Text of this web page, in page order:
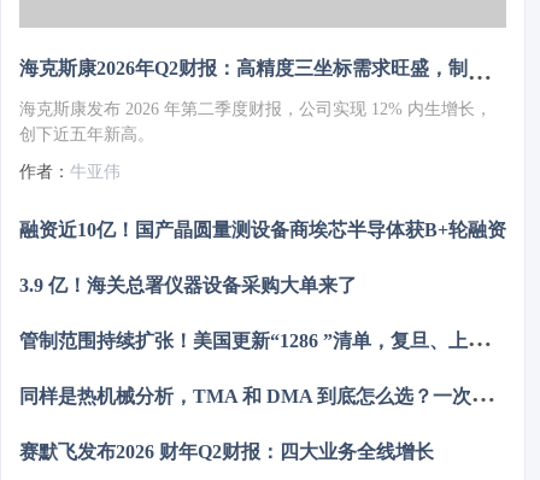
海克斯康2026年Q2财报：高精度三坐标需求旺盛，制造智能业务增长13%
海克斯康发布 2026 年第二季度财报，公司实现 12% 内生增长，
创下近五年新高。
作者： 牛亚伟
融资近10亿！国产晶圆量测设备商埃芯半导体获B+轮融资
3.9 亿！海关总署仪器设备采购大单来了
管
制范围持续扩张！美国更新“1286 ”清单，复旦、上交等上榜
同
样是热机械分析，TMA 和 DMA 到底怎么选？一次讲清
赛默飞发布2026 财年Q2财报：四大业务全线增长